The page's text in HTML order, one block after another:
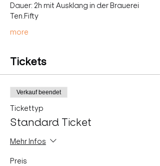
Dauer: 2h mit Ausklang in der Brauerei
Ten.Fifty
more
Tickets
Verkauf beendet
Tickettyp
Standard Ticket
Mehr Infos
Preis